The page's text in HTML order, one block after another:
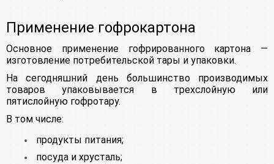
Применение гофрокартона
Основное применение гофрированного картона —
изготовление потребительской тары и упаковки.
На сегодняшний день большинство производимых
товаров упаковывается в трехслойную или
пятислойную гофротару.
В том числе:
продукты питания;
посуда и хрусталь;